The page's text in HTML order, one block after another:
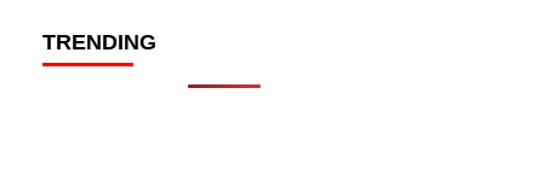
TRENDING